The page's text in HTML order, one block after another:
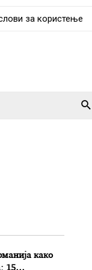
за користење
како
15